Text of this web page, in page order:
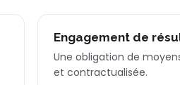
Engagement de
Une obligation de
et contractualisée.